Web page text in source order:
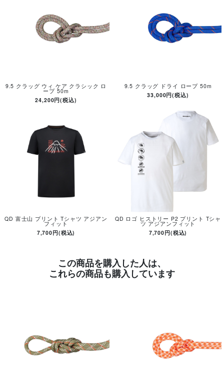
9.5 クラッグ ウィ ケア クラシック ロ
ープ 50m
24,200円(税込)
9.5 クラッグ ドライ ロープ 50m
33,000円(税込)
QD 富士山 プリント Tシャツ アジアン
フィット
7,700円(税込)
QD ロゴ ヒストリー P2 プリント Tシャ
ツ アジアンフィット
7,700円(税込)
この商品を購入した人は、
これらの商品も購入しています